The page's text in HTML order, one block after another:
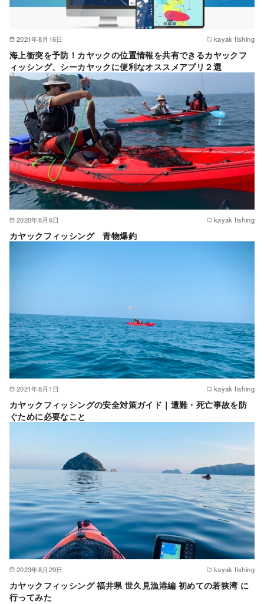
2021年8月16日 kayak fishing
海上衝突を予防！カヤックの位置情報を共有できるカヤックフ
ィッシング、シーカヤックに便利なオススメアプリ２選
2020年8月6日 kayak fishing
カヤックフィッシング 青物爆釣
2021年8月1日 kayak fishing
カヤックフィッシングの安全対策ガイド｜遭難・死亡事故を防
ぐために必要なこと
2023年8月29日 kayak fishing
カヤックフィッシング 福井県 世久見漁港編 初めての若狭湾 に
行ってみた